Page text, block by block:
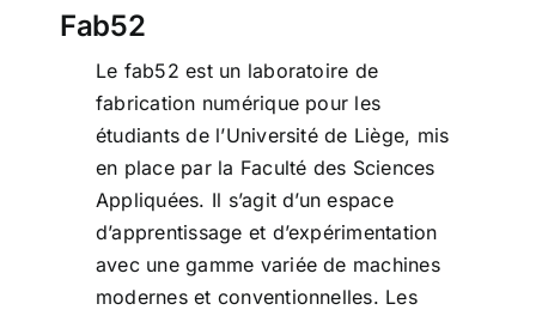
Fab52
Le fab52 est un laboratoire de
fabrication numérique pour les
étudiants de l’Université de Liège, mis
en place par la Faculté des Sciences
Appliquées. Il s’agit d’un espace
d’apprentissage et d’expérimentation
avec une gamme variée de machines
modernes et conventionnelles. Les